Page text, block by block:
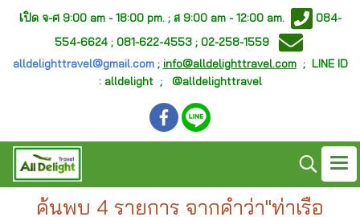
เปิด จ-ศ 9:00 am - 18:00 pm. ; ส 9:00 am - 12:00 am.
084-
554-6624 ; 081-622-4553 ; 02-258-1559
alldelighttravel@gmail.com; info@alldelighttravel.com; LINE ID
: alldelight ; @alldelighttravel
ค้นพบ 4 รายการ จากคำว่า"ท่าเรือ